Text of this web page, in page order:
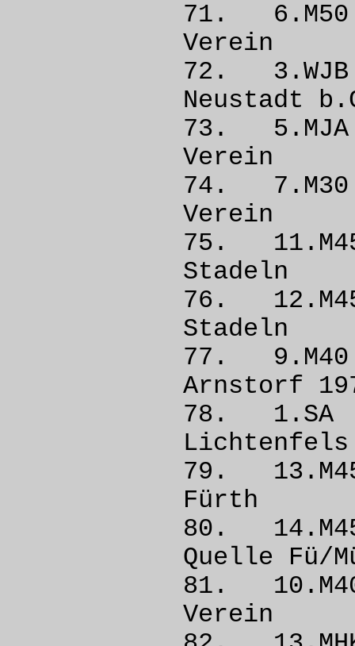
71.
72.
73.
74.
75.
76.
77.
Arnstorf
78.
79.
80.
Quelle
81.